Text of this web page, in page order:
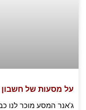
על מסעות של חשבון
ג'אנר המסע מוכר לנו